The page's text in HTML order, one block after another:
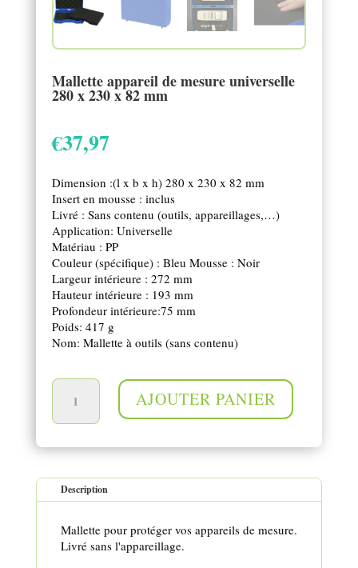
Mallette appareil de mesure universelle
280 x 230 x 82 mm
€37,97
Dimension :(l x b x h) 280 x 230 x 82 mm
Insert en mousse : inclus
Livré : Sans contenu (outils, appareillages,…)
Application: Universelle
Matériau : PP
Couleur (spécifique) : Bleu Mousse : Noir
Largeur intérieure : 272 mm
Hauteur intérieure : 193 mm
Profondeur intérieure:75 mm
Poids: 417 g
Nom: Mallette à outils (sans contenu)
AJOUTER PANIER
Description
Mallette pour protéger vos appareils de mesure.
Livré sans l'appareillage.